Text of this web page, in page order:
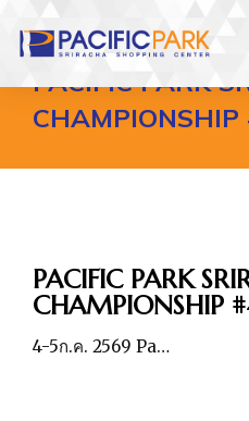
You are here:
Home Entries tagged with
PACIFIC PARK
CHAMPIONSHIP
PACIFIC PARK
CHAMPIONSHIP
4-5ก.ค. 2569 Pa…